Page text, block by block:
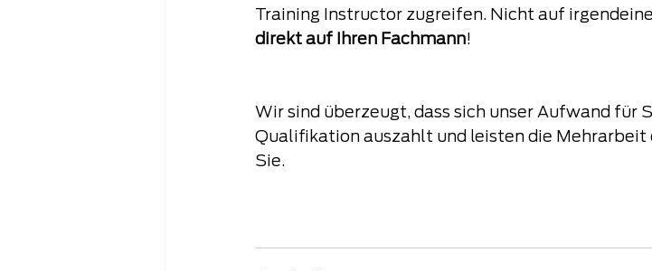
Training Instructor zugreifen. Nicht auf
direkt auf Ihren Fachmann!
Wir sind überzeugt, dass sich unser Aufwand für
Qualifikation auszahlt und leisten die Mehrarbeit
Sie.